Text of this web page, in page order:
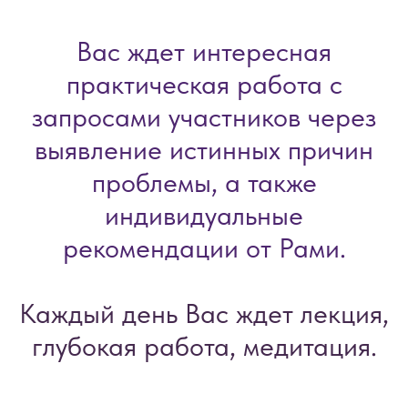
Вас ждет интересная
практическая работа с
запросами участников через
выявление истинных причин
проблемы, а также
индивидуальные
рекомендации от Рами.
Каждый день Вас ждет лекция,
глубокая работа, медитация.